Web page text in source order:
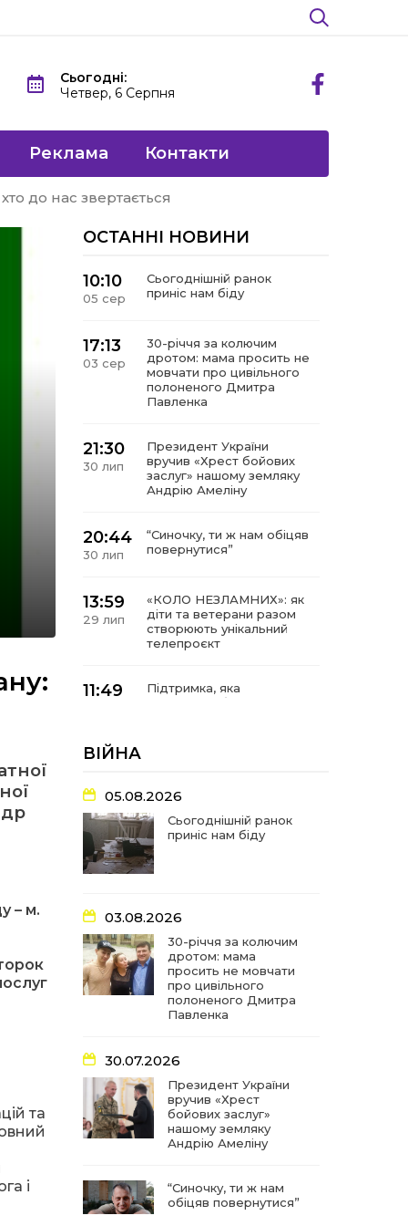
Сьогодні:
Четвер, 6 Серпня
Реклама Контакти
до нас звертається
– м.
та
і
ОСТАННІ НОВИНИ
10:10
05 сер
Сьогоднішній ранок
приніс нам біду
17:13
03 сер
30-річчя за колючим
дротом: мама просить не
мовчати про цивільного
полоненого Дмитра
Павленка
21:30
30 лип
Президент України
вручив «Хрест бойових
заслуг» нашому земляку
Андрію Амеліну
20:44
30 лип
“Синочку, ти ж нам обіцяв
повернутися”
13:59
29 лип
«КОЛО НЕЗЛАМНИХ»: як
діти та ветерани разом
створюють унікальний
телепроєкт
11:49
Підтримка, яка
допомагає бути на
21:04
історії Героїв
Барвінківщини стали
частиною літопису війни
17:18
У Барвінківській громаді
16:29
22 лип
Медики Барвінківської
громади вдосконалюють
професійні навички
У Пригожому з дітьми та
фонду
07:17
21 лип
“Мені й досі сниться син”:
чотири роки світлої
пам`яті Олександра
Шинкаря
11:06
20 лип
За дві доби — серія
ворожих ударів по
Барвінківській громаді
ВІЙНА
05.08.2026
Сьогоднішній ранок
приніс нам біду
03.08.2026
30-річчя за колючим
дротом: мама
просить не мовчати
про цивільного
полоненого Дмитра
Павленка
30.07.2026
Президент України
вручив «Хрест
бойових заслуг»
нашому земляку
Андрію Амеліну
“Синочку, ти ж нам
обіцяв повернутися”